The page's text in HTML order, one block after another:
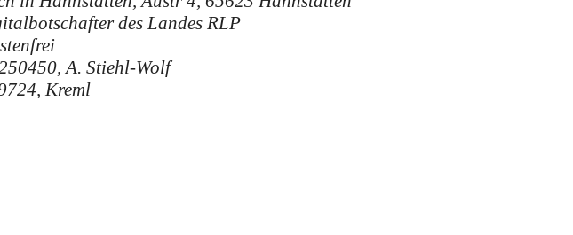
des Landes RLP
A. Stiehl-Wolf
Kreml